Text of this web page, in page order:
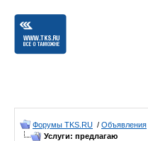
Форумы TKS.RU / Объявления
Услуги: предлагаю